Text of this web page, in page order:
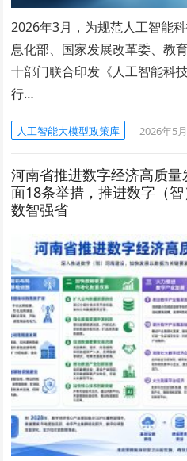
2026年3月，为规范人工智能
息化部、国家发展改革委、教
十部门联合印发《人工智能科
行…
人工智能大模型政策库 2026年5
河南省推进数字经济高质
面18条举措，推进数字（
数智强省